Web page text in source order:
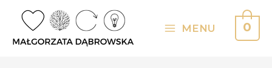
content
MENU 0